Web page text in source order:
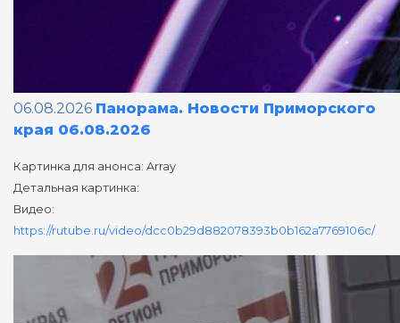
06.08.2026 Панорама. Новости Приморского
края 06.08.2026
Картинка для анонса: Array
Детальная картинка:
Видео:
https://rutube.ru/video/dcc0b29d882078393b0b162a7769106c/